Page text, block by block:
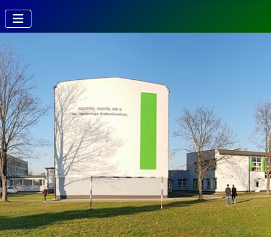
Kierunki w
Technikum
Technik fotografii i
multimediów